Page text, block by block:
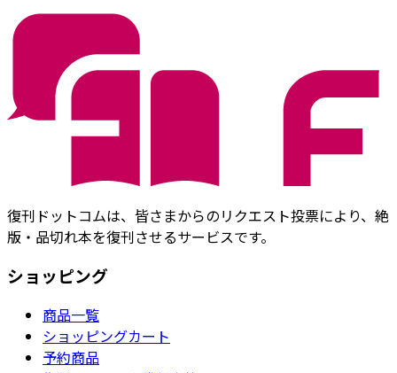
復刊ドットコムは、皆さまからのリクエスト投票により、絶
版・品切れ本を復刊させるサービスです。
ショッピング
商品一覧
ショッピングカート
予約商品